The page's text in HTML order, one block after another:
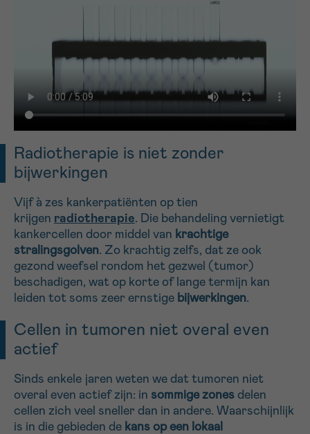
Radiotherapie is niet zonder
bijwerkingen
Vijf à zes kankerpatiënten op tien
krijgen radiotherapie. Die behandeling vernietigt
kankercellen door middel van krachtige
stralingsgolven. Zo krachtig zelfs, dat ze ook
gezond weefsel rondom het gezwel (tumor)
beschadigen, wat op korte of lange termijn kan
leiden tot soms zeer ernstige bijwerkingen.
Cellen in tumoren niet overal even
actief
Sinds enkele jaren weten we dat tumoren niet
overal even actief zijn: in sommige zones delen
cellen zich veel sneller dan in andere. Waarschijnlijk
is in die gebieden de kans op een lokaal
MIJN VRAAG
Ja, stuur mij de nieuwsbrief
Ik aanvaard degebruiksvoorwaarden
*VERPLICHT VELD
Sturen